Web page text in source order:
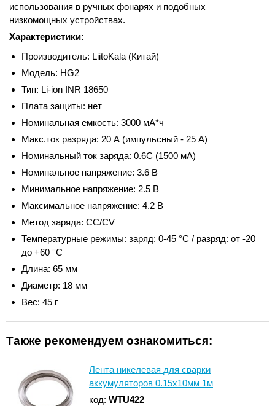
использования в ручных фонарях и подобных
низкомощных устройствах.
Характеристики:
Производитель: LiitoKala (Китай)
Модель: HG2
Тип: Li-ion INR 18650
Плата защиты: нет
Номинальная емкость: 3000 мА*ч
Макс.ток разряда: 20 А (импульсный - 25 А)
Номинальный ток заряда: 0.6С (1500 мА)
Номинальное напряжение: 3.6 В
Минимальное напряжение: 2.5 В
Максимальное напряжение: 4.2 В
Метод заряда: CC/CV
Температурные режимы: заряд: 0-45 °С / разряд: от -20
до +60 °С
Длина: 65 мм
Диаметр: 18 мм
Вес: 45 г
Также рекомендуем ознакомиться:
Лента никелевая для сварки
аккумуляторов 0.15x10мм 1м
код: WTU422